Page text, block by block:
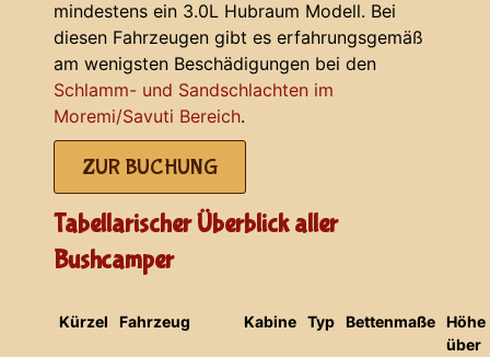
mindestens ein 3.0L Hubraum Modell. Bei
diesen Fahrzeugen gibt es erfahrungsgemäß
am wenigsten Beschädigungen bei den
Schlamm- und Sandschlachten im
Moremi/Savuti Bereich.
ZUR BUCHUNG
Tabellarischer Überblick aller
Bushcamper
Kürzel Fahrzeug Kabine Typ Bettenmaße Höhe
über